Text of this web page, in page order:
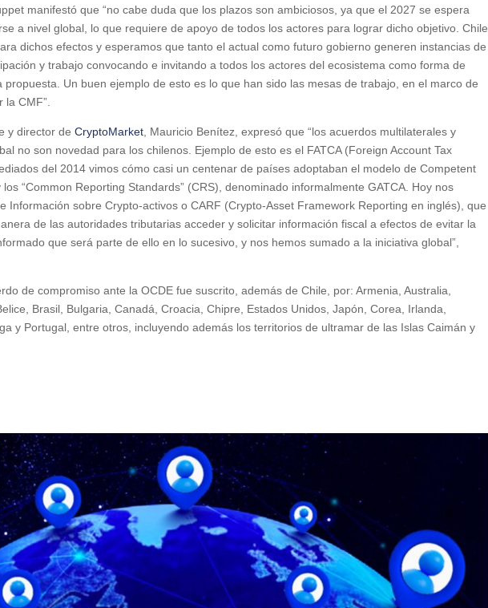
manifestó que “no cabe duda que los plazos son ambiciosos, ya que el 2027 se espera
a nivel global, lo que requiere de apoyo de todos los actores para lograr dicho objetivo. Chile
dichos efectos y esperamos que tanto el actual como futuro gobierno generen instancias de
y trabajo convocando e invitando a todos los actores del ecosistema como forma de
propuesta. Un buen ejemplo de esto es lo que han sido las mesas de trabajo, en el marco de
CMF”.
y director deCryptoMarket , Mauricio Benítez, expresó que “los acuerdos multilaterales y
no son novedad para los chilenos. Ejemplo de esto es el FATCA (Foreign Account Tax
del 2014 vimos cómo casi un centenar de países adoptaban el modelo de Competent
“Common Reporting Standards” (CRS), denominado informalmente GATCA. Hoy nos
Información sobre Crypto-activos o CARF (Crypto-Asset Framework Reporting en inglés), que
de las autoridades tributarias acceder y solicitar información fiscal a efectos de evitar la
que será parte de ello en lo sucesivo, y nos hemos sumado a la iniciativa global”,
de compromiso ante la OCDE fue suscrito, además de Chile, por: Armenia, Australia,
Brasil, Bulgaria, Canadá, Croacia, Chipre, Estados Unidos, Japón, Corea, Irlanda,
y Portugal, entre otros, incluyendo además los territorios de ultramar de las Islas Caimán y